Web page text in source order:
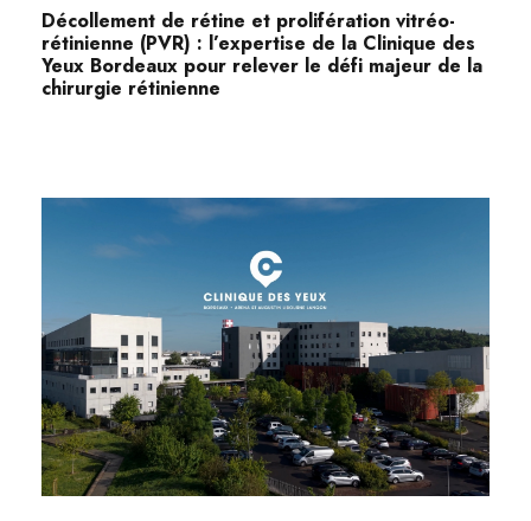
Décollement de rétine et prolifération vitréo-
rétinienne (PVR) : l’expertise de la Clinique des
Yeux Bordeaux pour relever le défi majeur de la
chirurgie rétinienne